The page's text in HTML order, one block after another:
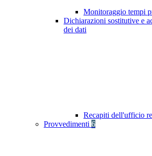
Monitoraggio tempi
Dichiarazioni sostitutive e
dei dati
Recapiti dell'ufficio
Provvedimenti 6